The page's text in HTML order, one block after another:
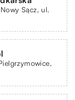
Sącz, ul.